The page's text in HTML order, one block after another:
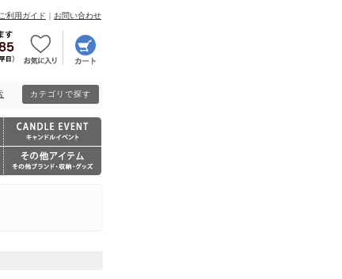
ご利用ガイド ｜ お問い合わせ
カテゴリで探す